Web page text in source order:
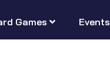
Games Events